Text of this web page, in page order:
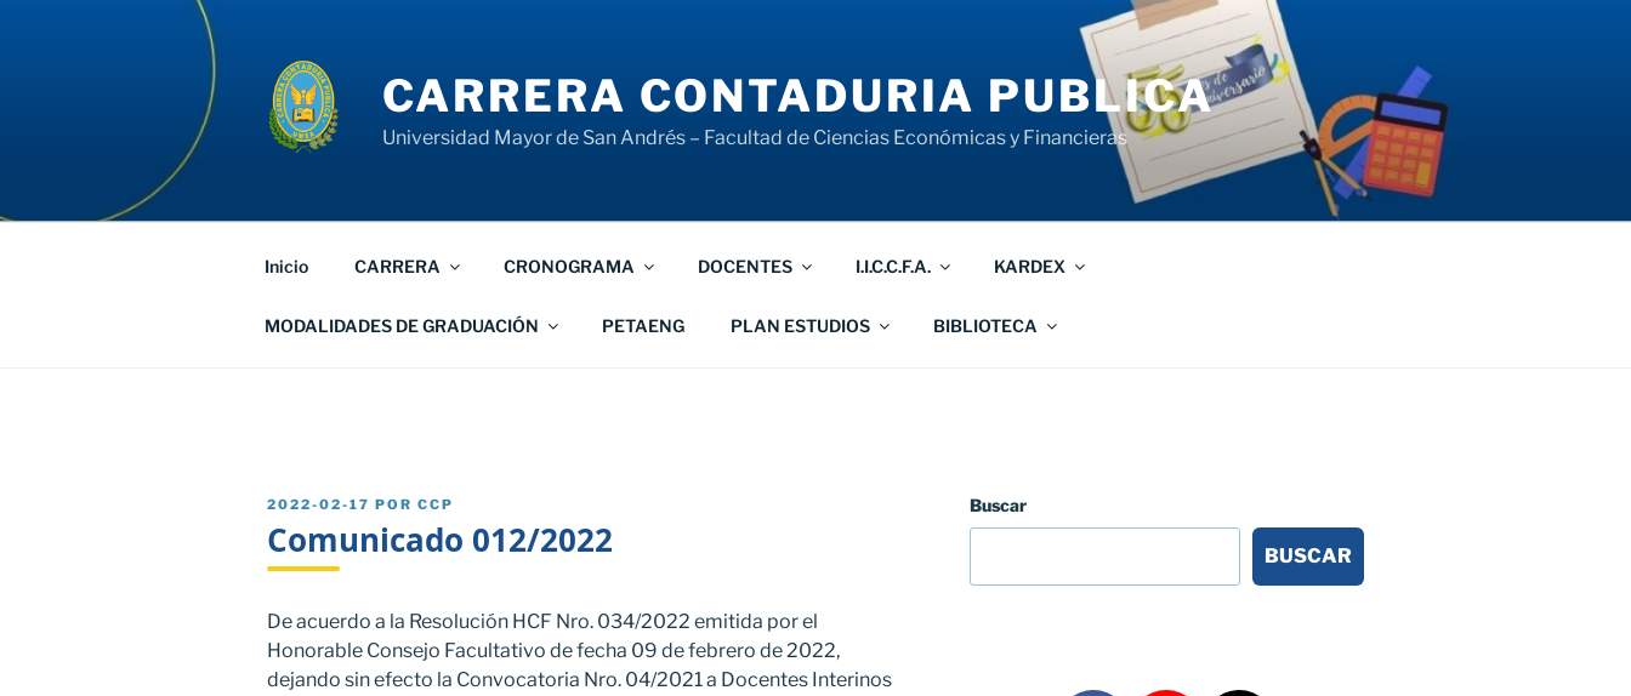
CARRERA CONTADURIA PUBLICA
Universidad Mayor de San Andrés – Facultad de Ciencias Económicas y Financieras
Inicio CARRERA CRONOGRAMA DOCENTES I.I.C.C.F.A. KARDEX
MODALIDADES DE GRADUACIÓN PETAENG PLAN ESTUDIOS BIBLIOTECA
PUBLICADO
2022-02-17 POR CCP
Comunicado 012/2022
De acuerdo a la Resolución HCF Nro. 034/2022 emitida por el
Honorable Consejo Facultativo de fecha 09 de febrero de 2022,
dejando sin efecto la Convocatoria Nro. 04/2021 a Docentes Interinos
Buscar
BUSCAR